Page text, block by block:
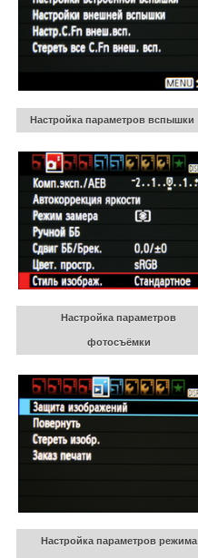
Настройка параметров вспышки
Настройка параметров
фотосъёмки
Настройка параметров режима